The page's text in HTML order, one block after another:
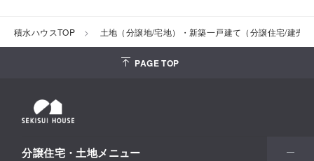
積水ハウスTOP 土地（分譲地/宅地）・新築一戸建て（分譲住宅/建売
PAGE TOP
分譲住宅・土地メニュー